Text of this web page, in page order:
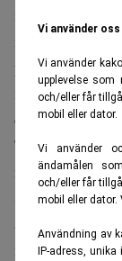
Vi använder
Vi använder
upplevelse som
och/eller får
mobil eller dator.
Vi använder
ändamålen
och/eller får
mobil eller dator.
Användning av
IP-adress,
marknaden.
pappret
inblandade att
ett mer
stöd i
att rulla
marknadsläge